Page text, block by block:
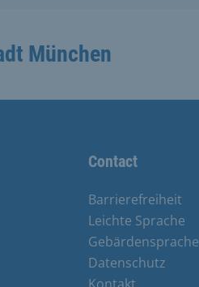
München
Contact
Barrierefreiheit
Leichte Sprache
Gebärdensprache
Datenschutz